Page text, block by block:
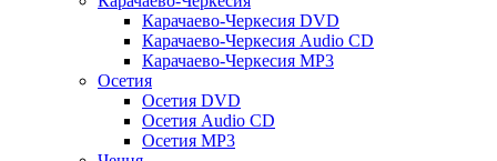
Карачаево-Черкесия DVD
Карачаево-Черкесия Audio CD
Карачаево-Черкесия MP3
Осетия
Осетия DVD
Осетия Audio CD
Осетия MP3